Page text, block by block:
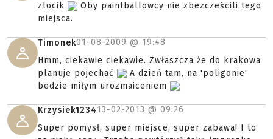
zlocik
Oby paintballowcy nie zbezcześcili tego
miejsca.
Timonek01-08-2009 @ 19:48
Hmm, ciekawie ciekawie. Zwłaszcza że do krakowa
planuje pojechać
A dzień tam, na 'poligonie'
bedzie miłym urozmaiceniem
Krzysiek123413-02-2013 @ 09:26
Super pomysł, super miejsce, super zabawa! I to